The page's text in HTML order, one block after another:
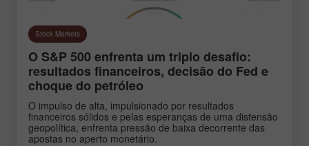
Stock Markets
O S&P 500 enfrenta um triplo desafio:
resultados financeiros, decisão do Fed e
choque do petróleo
O impulso de alta, impulsionado por resultados
financeiros sólidos e pelas esperanças de uma distensão
geopolítica, enfrenta pressão de baixa decorrente das
apostas no aperto monetário.